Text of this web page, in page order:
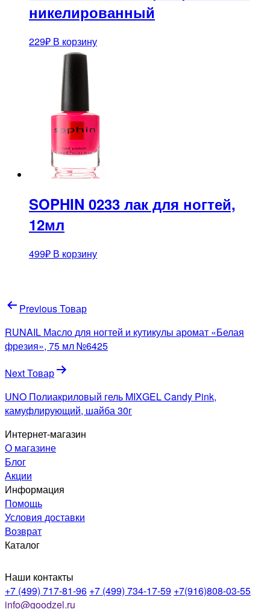
никелированный
229₽ В корзину
SOPHIN 0233 лак для ногтей,
12мл
499₽ В корзину
Навигация
по
записям
Previous Товар
RUNAIL Масло для ногтей и кутикулы аромат «Белая
фрезия», 75 мл №6425
Next Товар
UNO Полиакриловый гель MIXGEL Candy Pink,
камуфлирующий, шайба 30г
Интернет-магазин
О магазине
Блог
Акции
Информация
Помощь
Условия доставки
Возврат
Каталог
Наши контакты
+7 (499) 717-81-96 +7 (499) 734-17-59 +7(916)808-03-55
info@goodzel.ru